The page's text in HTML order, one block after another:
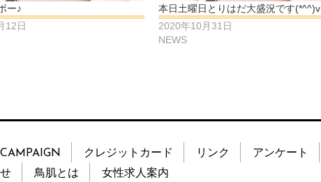
ー♪
12日
本日土曜日とりはだ大盛況です(*^^)v
2020年10月31日
NEWS
CAMPAIGN クレジットカード リンク
アンケート
鳥肌とは 女性求人案内